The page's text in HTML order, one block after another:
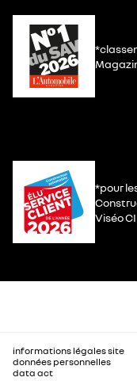
*pour
Viséo
informations légales site
données personnelles
data act